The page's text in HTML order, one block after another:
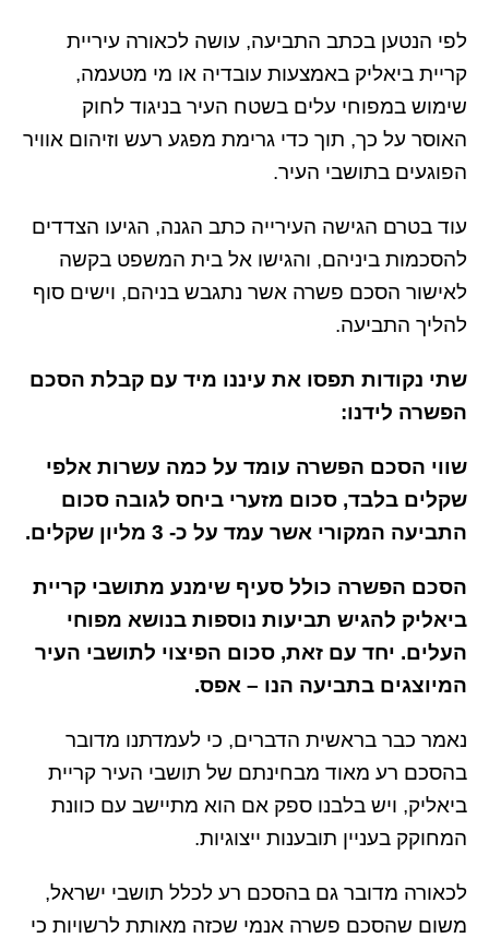
לפי הנטען בכתב התביעה, עושה לכאורה עיריית
קריית ביאליק באמצעות עובדיה או מי מטעמה,
שימוש במפוחי עלים בשטח העיר בניגוד לחוק
האוסר על כך, תוך כדי גרימת מפגע רעש וזיהום אוויר
הפוגעים בתושבי העיר.
עוד בטרם הגישה העירייה כתב הגנה, הגיעו הצדדים
להסכמות ביניהם, והגישו אל בית המשפט בקשה
לאישור הסכם פשרה אשר נתגבש בניהם, וישים סוף
להליך התביעה.
שתי נקודות תפסו את עיננו מיד עם קבלת הסכם
הפשרה לידנו:
שווי הסכם הפשרה עומד על כמה עשרות אלפי
שקלים בלבד, סכום מזערי ביחס לגובה סכום
התביעה המקורי אשר עמד על כ- 3 מליון שקלים.
הסכם הפשרה כולל סעיף שימנע מתושבי קריית
ביאליק להגיש תביעות נוספות בנושא מפוחי
העלים. יחד עם זאת, סכום הפיצוי לתושבי העיר
המיוצגים בתביעה הנו – אפס.
נאמר כבר בראשית הדברים, כי לעמדתנו מדובר
בהסכם רע מאוד מבחינתם של תושבי העיר קריית
ביאליק, ויש בלבנו ספק אם הוא מתיישב עם כוונת
המחוקק בעניין תובענות ייצוגיות.
לכאורה מדובר גם בהסכם רע לכלל תושבי ישראל,
משום שהסכם פשרה אנמי שכזה מאותת לרשויות כי